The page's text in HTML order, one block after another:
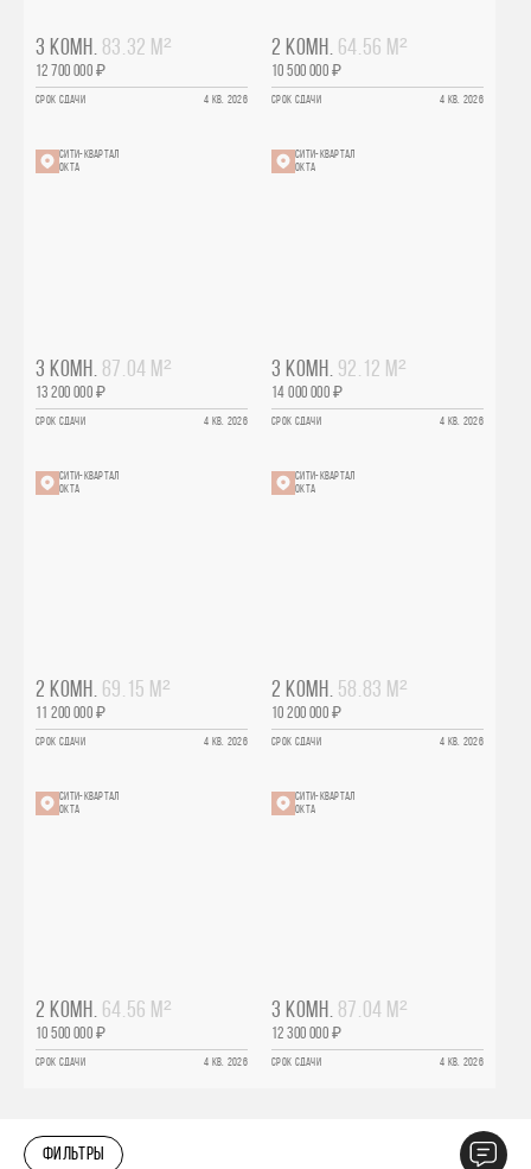
ФИЛЬТРЫ
3 КОМН. 83.32 М²
12 700 000 ₽
СРОК СДАЧИ 4 КВ. 2026
2 КОМН. 64.56 М²
10 500 000 ₽
СРОК СДАЧИ 4 КВ. 2026
СИТИ-КВАРТАЛ
ОКТА
3 КОМН. 87.04 М²
13 200 000 ₽
СРОК СДАЧИ 4 КВ. 2026
СИТИ-КВАРТАЛ
ОКТА
3 КОМН. 92.12 М²
14 000 000 ₽
СРОК СДАЧИ 4 КВ. 2026
СИТИ-КВАРТАЛ
ОКТА
2 КОМН. 69.15 М²
11 200 000 ₽
СРОК СДАЧИ 4 КВ. 2026
СИТИ-КВАРТАЛ
ОКТА
2 КОМН. 58.83 М²
10 200 000 ₽
СРОК СДАЧИ 4 КВ. 2026
СИТИ-КВАРТАЛ
ОКТА
2 КОМН. 64.56 М²
10 500 000 ₽
СРОК СДАЧИ 4 КВ. 2026
СИТИ-КВАРТАЛ
ОКТА
3 КОМН. 87.04 М²
12 300 000 ₽
СРОК СДАЧИ 4 КВ. 2026